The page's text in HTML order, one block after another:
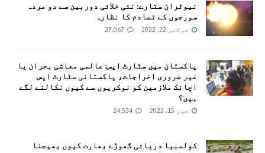
نیوٹران ستارے: نئی خلائی دوربین سے دو مردہ
سورجوں کے تصادم کا نظارہ
جولائی 22, 2022 27,067
پاکستان میں سٹارٹ اپس: عالمی معاشی بحران یا
غیر ضروری اخراجات، پاکستانی سٹارٹ اپس
اچانک ملازمین کو نوکریوں سے کیوں نکالنے لگے
ہیں؟
جون 15, 2022 24,534
کولمبیا دریائی گھوڑے بھارت کیوں بھیجنا